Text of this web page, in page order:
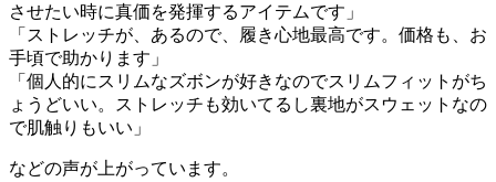
させたい時に真価を発揮するアイテムです」
「ストレッチが、あるので、履き心地最高です。価格も、お
手頃で助かります」
「個人的にスリムなズボンが好きなのでスリムフィットがち
ょうどいい。ストレッチも効いてるし裏地がスウェットなの
で肌触りもいい」
などの声が上がっています。